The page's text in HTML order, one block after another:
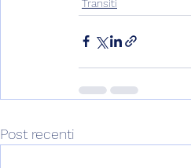
Transiti
Post recenti